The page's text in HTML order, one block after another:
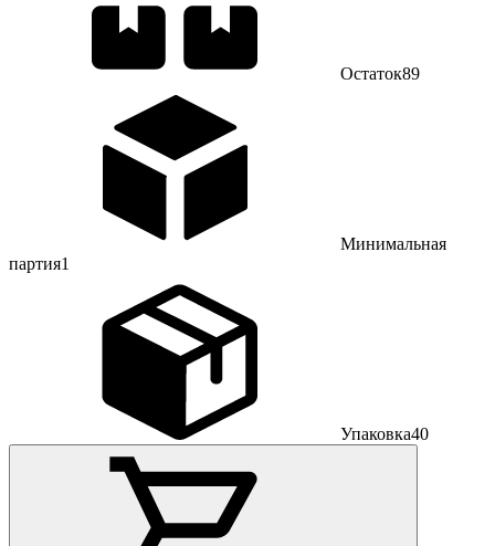
Остаток89
Минимальная
партия1
Упаковка40